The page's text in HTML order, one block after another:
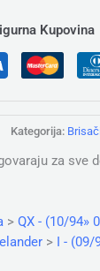
Kupovina
Kategorija:
za sve
> QX - (10/94»
> I - (09/